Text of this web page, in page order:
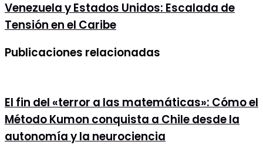
ilegitimas
del
Estado
Venezuela
y
Estados
Escalada
de
Caribe
Venezuela y Estados Unidos: Escalada de
Tensión en el Caribe
Publicaciones relacionadas
El fin del «terror a las matemáticas»: Cómo el
Método Kumon conquista a Chile desde la
autonomía y la neurociencia